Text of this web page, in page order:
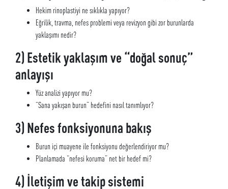
Hekim rinoplastiyi ne sıklıkla yapıyor?
Eğrilik, travma, nefes problemi veya revizyon gibi zor burunlarda
yaklaşımı nedir?
2) Estetik yaklaşım ve “doğal sonuç”
anlayışı
Yüz analizi yapıyor mu?
“Sana yakışan burun” hedefini nasıl tanımlıyor?
3) Nefes fonksiyonuna bakış
Burun içi muayene ile fonksiyonu değerlendiriyor mu?
Planlamada “nefesi koruma” net bir hedef mi?
4) İletişim ve takip sistemi